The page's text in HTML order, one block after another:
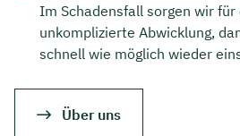
Im Schadensfall sorgen wir
unkomplizierte Abwicklung,
schnell wie möglich wieder
Über uns